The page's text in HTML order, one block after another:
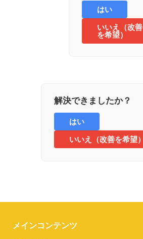
はい
いいえ（改善
を希望）
解決できましたか？
はい
いいえ（改善を希望）
メインコンテンツ